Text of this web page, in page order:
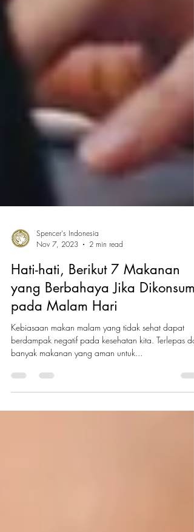
Nov 7, 2023
2 min read
Hati-hati, Berikut 7 Makanan
yang Berbahaya Jika
pada Malam Hari
Kebiasaan makan malam yang tidak sehat dapat
banyak makanan yang aman untuk...